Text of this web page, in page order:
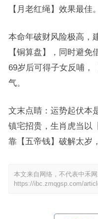
【月老红绳】效果最佳。
本命年破财风险极高，
【铜算盘】，同时避免
69岁后可得子女反哺，
气。
文末点睛：运势起伏本
镇宅招贵，生肖虎当以
靠【五帝钱】破解太岁
本文来自网络，不代表中禾
https://ibc.zmqgsp.com/